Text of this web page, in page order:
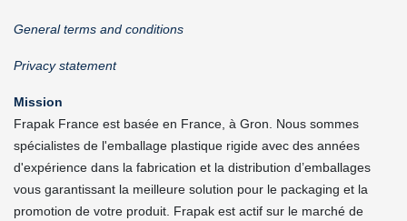
General terms and conditions
Privacy statement
Mission
Frapak France est basée en France, à Gron. Nous sommes
spécialistes de l'emballage plastique rigide avec des années
d'expérience dans la fabrication et la distribution d’emballages
vous garantissant la meilleure solution pour le packaging et la
promotion de votre produit. Frapak est actif sur le marché de